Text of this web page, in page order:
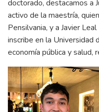
doctorado, destacamos a
activo de la maestría,
Pensilvania, y a Javier
inscribe en la Universidad
economía pública y salud,